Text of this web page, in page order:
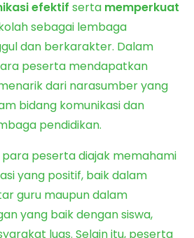
efektif serta memperkuat
sebagai lembaga
dan berkarakter. Dalam
peserta mendapatkan
dari narasumber yang
bidang komunikasi dan
pendidikan.
para peserta diajak memahami
yang positif, baik dalam
guru maupun dalam
yang baik dengan siswa,
luas. Selain itu, peserta